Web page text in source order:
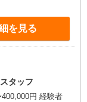
を見る
タッフ
円 経験者